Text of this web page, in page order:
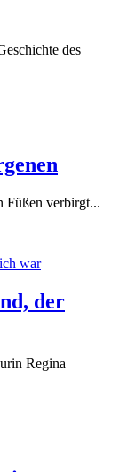
des
Füßen verbirgt...
der
Regina